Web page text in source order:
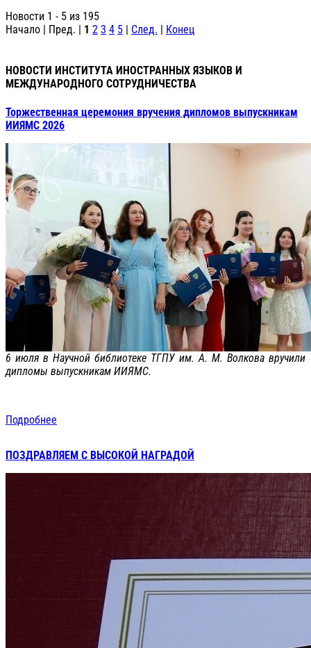
Новости 1 - 5 из 195
Начало | Пред. | 1 2 3 4 5 | След. | Конец
НОВОСТИ ИНСТИТУТА ИНОСТРАННЫХ ЯЗЫКОВ И
МЕЖДУНАРОДНОГО СОТРУДНИЧЕСТВА
Торжественная церемония вручения дипломов выпускникам
ИИЯМС 2026
6 июля в Научной библиотеке ТГПУ им. А. М. Волкова вручили
дипломы выпускникам ИИЯМС.
Подробнее
ПОЗДРАВЛЯЕМ С ВЫСОКОЙ НАГРАДОЙ